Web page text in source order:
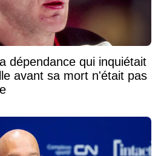
dépendance qui inquiétait
avant sa mort n'était pas